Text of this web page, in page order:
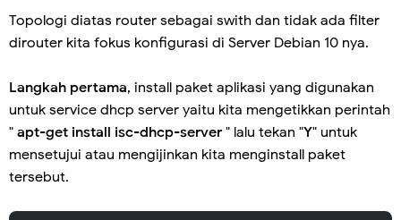
Topologi diatas router sebagai swith dan tidak ada filter
dirouter kita fokus konfigurasi di Server Debian 10 nya.
Langkah pertama, install paket aplikasi yang digunakan
untuk service dhcp server yaitu kita mengetikkan perintah
" apt-get install isc-dhcp-server" lalu tekan "Y" untuk
mensetujui atau mengijinkan kita menginstall paket
tersebut.